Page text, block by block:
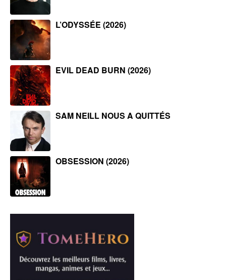
L’ODYSSÉE (2026)
EVIL DEAD BURN (2026)
SAM NEILL NOUS A QUITTÉS
OBSESSION (2026)